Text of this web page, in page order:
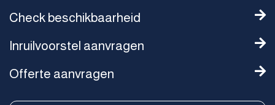
Check beschikbaarheid
Inruilvoorstel aanvragen
Offerte aanvragen